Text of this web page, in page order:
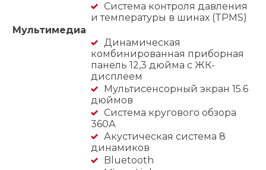
Система контроля давления
и температуры в шинах (TPMS)
Мультимедиа
Динамическая
комбинированная приборная
панель 12,3 дюйма с ЖК-
дисплеем
Мультисенсорный экран 15.6
дюймов
Система кругового обзора
360А
Акустическая система 8
динамиков
Bluetooth